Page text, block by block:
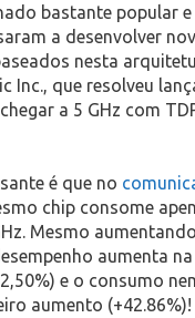
bastante popular
a desenvolver
nesta
Inc., que resolveu
a 5 GHz com
é que no
chip consome
Mesmo
aumenta
e o consumo
aumento